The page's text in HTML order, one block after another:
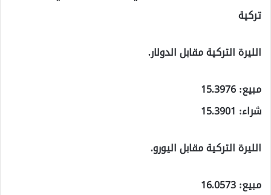
تركية
الليرة التركية مقابل الدولار.
مبيع: 15.3976
شراء: 15.3901
الليرة التركية مقابل اليورو.
مبيع: 16.0573